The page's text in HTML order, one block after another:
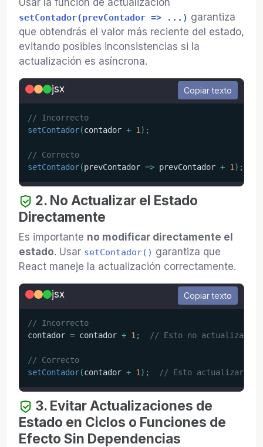
setContador(prevContador => ...) garantiza
que obtendrás el valor más reciente del estado,
evitando posibles inconsistencias si la
actualización es asíncrona.
jsx Copiar texto
// Incorrecto
setContador(contador + 1 ) ;
// Correcto
setContador(prevContador => prevContador + 1 ) ;
2. No Actualizar el Estado
Directamente
Es importante no modificar directamente el
estado. Usar setContador() garantiza que
React maneje la actualización correctamente.
jsx Copiar texto
// Incorrecto
contador = contador + 1 ; // Esto no actualizará
// Correcto
setContador(contador + 1 ) ; // Esto actualizará el
3. Evitar Actualizaciones de
Estado en Ciclos o Funciones de
Efecto Sin Dependencias